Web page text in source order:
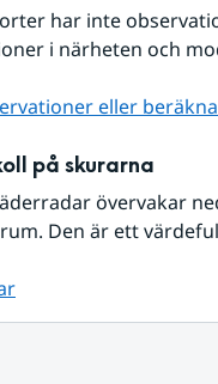
har inte
i närheten och
eller
på skurarna
övervakar
Den är ett